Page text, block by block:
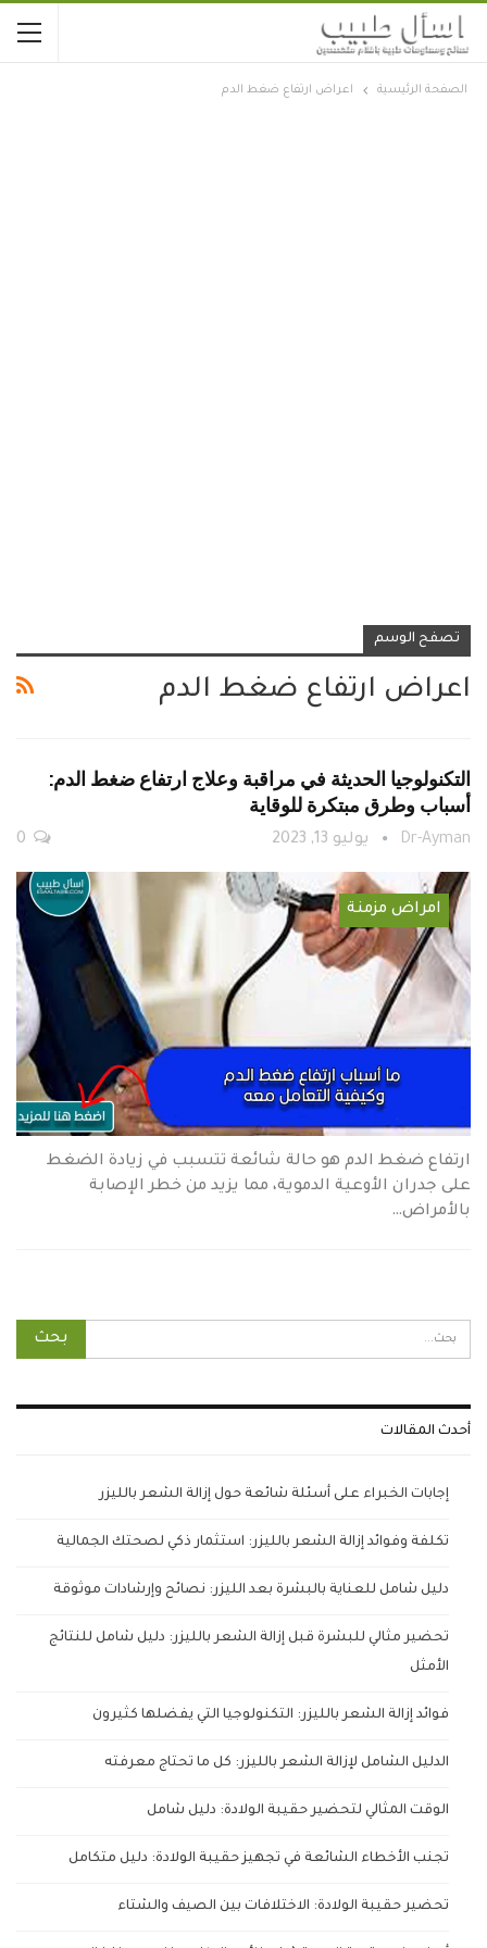
الصفحة الرئيسية اعراض ارتفاع ضغط الدم
تصفح الوسم
اعراض ارتفاع ضغط الدم
التكنولوجيا الحديثة في مراقبة وعلاج ارتفاع ضغط الدم:
أسباب وطرق مبتكرة للوقاية
Dr-Ayman يوليو 13, 2023
امراض مزمنة
ارتفاع ضغط الدم هو حالة شائعة تتسبب في زيادة الضغط
على جدران الأوعية الدموية، مما يزيد من خطر الإصابة
بالأمراض…
أحدث المقالات
إجابات الخبراء على أسئلة شائعة حول إزالة الشعر بالليزر
تكلفة وفوائد إزالة الشعر بالليزر: استثمار ذكي لصحتك الجمالية
دليل شامل للعناية بالبشرة بعد الليزر: نصائح وإرشادات موثوقة
تحضير مثالي للبشرة قبل إزالة الشعر بالليزر: دليل شامل للنتائج
الأمثل
فوائد إزالة الشعر بالليزر: التكنولوجيا التي يفضلها كثيرون
الدليل الشامل لإزالة الشعر بالليزر: كل ما تحتاج معرفته
الوقت المثالي لتحضير حقيبة الولادة: دليل شامل
تجنب الأخطاء الشائعة في تجهيز حقيبة الولادة: دليل متكامل
تحضير حقيبة الولادة: الاختلافات بين الصيف والشتاء